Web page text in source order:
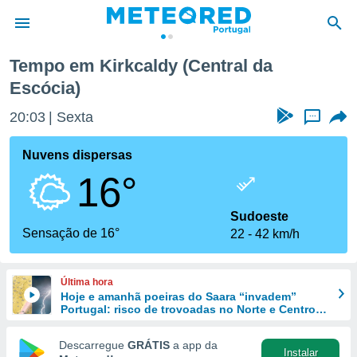
da
foi
para
fornecidas
e
forma
Tempo em Kirkcaldy (Central da
Escócia)
20:03 Sexta ...
Nuvens dispersas
16°
Sensação de 16°
Sudoeste
22
42 km/h
Última hora
Hoje e amanhã poeiras do Saara “invadem”
Portugal: risco de trovoadas no Norte e Centro
Descarregue GRÁTIS a app da
Instalar